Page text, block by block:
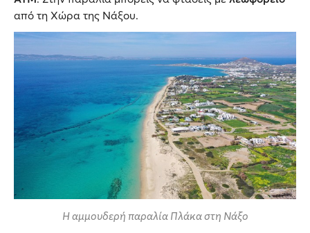
από τη Χώρα της Νάξου.
Η αμμουδερή παραλία Πλάκα στη Νάξο